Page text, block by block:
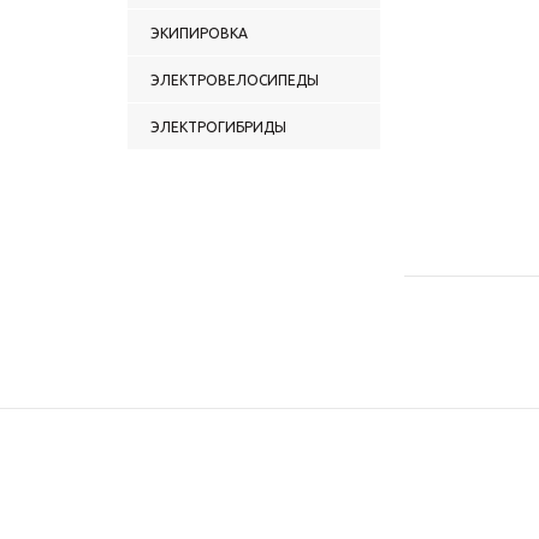
ЭКИПИРОВКА
ЭЛЕКТРОВЕЛОСИПЕДЫ
ЭЛЕКТРОГИБРИДЫ